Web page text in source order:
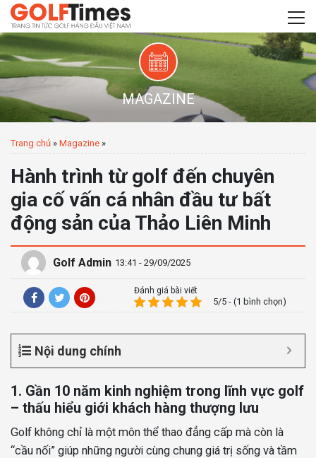
MAGAZINE
Trang chủ » Magazine »
Hành trình từ golf đến chuyên
gia cố vấn cá nhân đầu tư bất
động sản của Thảo Liên Minh
Golf Admin 13:41 - 29/09/2025
Đánh giá bài viết
5/5 - (1 bình chọn)
Nội dung chính
1. Gần 10 năm kinh nghiệm trong lĩnh vực golf
– thấu hiểu giới khách hàng thượng lưu
Golf không chỉ là một môn thể thao đẳng cấp mà còn là
“cầu nối” giúp những người cùng chung giá trị sống và tầm